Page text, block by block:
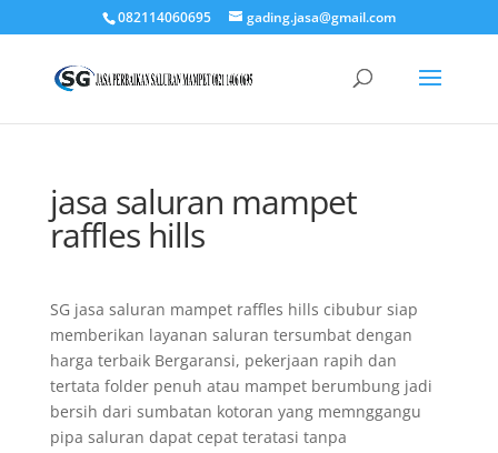
082114060695 gading.jasa@gmail.com
jasa saluran mampet
raffles hills
SG jasa saluran mampet raffles hills cibubur siap
memberikan layanan saluran tersumbat dengan
harga terbaik Bergaransi, pekerjaan rapih dan
tertata folder penuh atau mampet berumbung jadi
bersih dari sumbatan kotoran yang memnggangu
pipa saluran dapat cepat teratasi tanpa